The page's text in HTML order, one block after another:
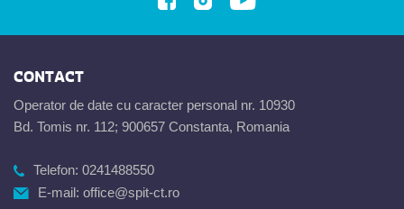
CONTACT
Operator de date cu caracter personal nr. 10930
Bd. Tomis nr. 112; 900657 Constanta, Romania
Telefon: 0241488550
E-mail: office@spit-ct.ro